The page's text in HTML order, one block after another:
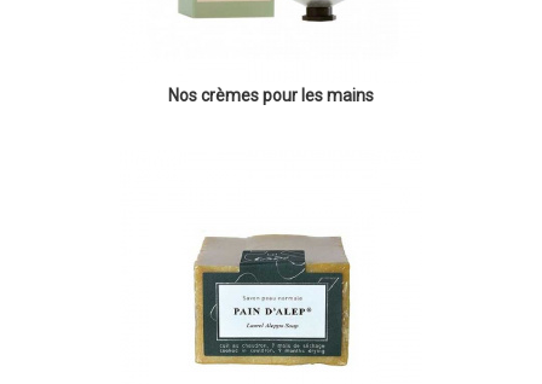
Nos crèmes pour les mains